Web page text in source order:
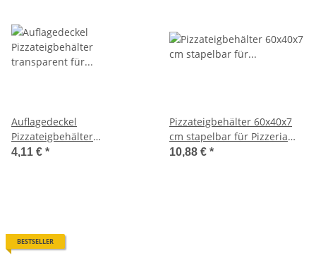
Auflagedeckel
Pizzateigbehälter
transparent für Größe
4,11 € *
Pizzateigbehälter 60x40x7
cm stapelbar für Pizzeria
und Hobby
10,88 € *
BESTSELLER